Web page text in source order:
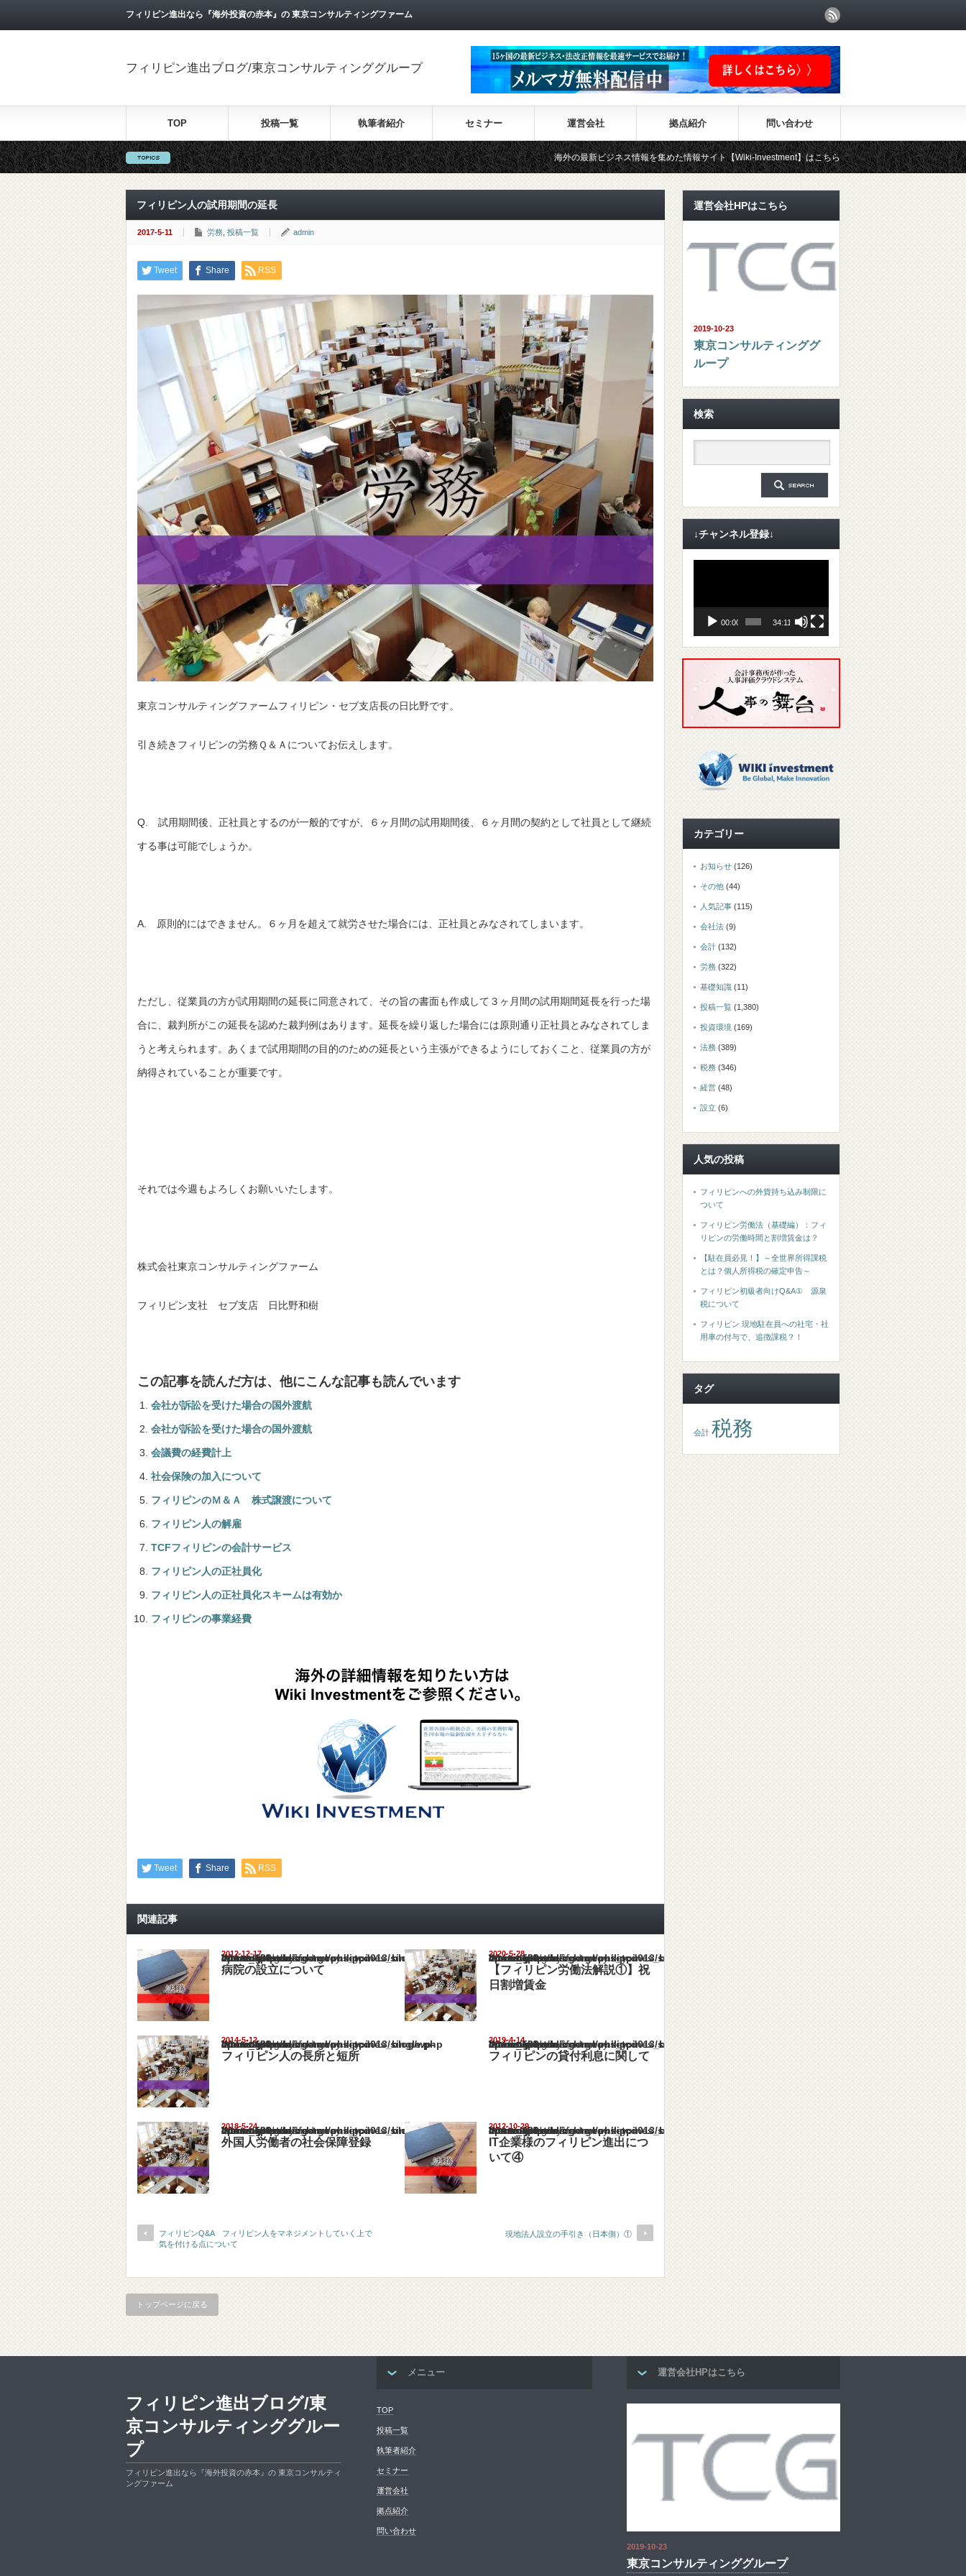
フィリピン進出なら『海外投資の赤本』の 東京コンサルティングファーム
フィリピン進出ブログ/東京コンサルティンググループ
TOP 投稿一覧 執筆者紹介 セミナー 運営会社 拠点紹介 問い合わせ
海外の最新ビジネス情報を集めた情報サイト【Wiki-Investment】はこちらから！！
フィリピン人の試用期間の延長
2017-5-11 労務 投稿一覧 admin
Tweet Share RSS
東京コンサルティングファームフィリピン・セブ支店長の日比野です。
引き続きフィリピンの労務Ｑ＆Ａについてお伝えします。
Q. 試用期間後、正社員とするのが一般的ですが、６ヶ月間の試用期間後、６ヶ月間の契約として社員として継続
する事は可能でしょうか。
A. 原則的にはできません。６ヶ月を超えて就労させた場合には、正社員とみなされてしまいます。
ただし、従業員の方が試用期間の延長に同意されて、その旨の書面も作成して３ヶ月間の試用期間延長を行った場
合に、裁判所がこの延長を認めた裁判例はあります。延長を繰り返した場合には原則通り正社員とみなされてしま
うと考えられます。あくまで試用期間の目的のための延長という主張ができるようにしておくこと、従業員の方が
納得されていることが重要です。
それでは今週もよろしくお願いいたします。
株式会社東京コンサルティングファーム
フィリピン支社 セブ支店 日比野和樹
この記事を読んだ方は、他にこんな記事も読んでいます
会社が訴訟を受けた場合の国外渡航
会社が訴訟を受けた場合の国外渡航
会議費の経費計上
社会保険の加入について
フィリピンのＭ＆Ａ 株式譲渡について
フィリピン人の解雇
TCFフィリピンの会計サービス
フィリピン人の正社員化
フィリピン人の正社員化スキームは有効か
フィリピンの事業経費
Tweet Share RSS
関連記事
2012-12-17
Warning
: Undefined array key "show_category" in
/home/netst/kuno-cpa.co.jp/public_html/philippines_blog/wp-content/themes/gorgeous_tcd013/single.php
on line183
病院の設立について
2020-5-28
Warning
: Undefined array key "show_category" in
/home/netst/kuno-cpa.co.jp/public_html/philippines_blog/wp-content/themes/gorgeous_tcd013/single.php
on line183
【フィリピン労働法解説①】祝
日割増賃金
2014-5-12
Warning
: Undefined array key "show_category" in
/home/netst/kuno-cpa.co.jp/public_html/philippines_blog/wp-content/themes/gorgeous_tcd013/single.php
on line183
フィリピン人の長所と短所
2019-4-14
Warning
: Undefined array key "show_category" in
/home/netst/kuno-cpa.co.jp/public_html/philippines_blog/wp-content/themes/gorgeous_tcd013/single.php
on line183
フィリピンの貸付利息に関して
2018-5-24
Warning
: Undefined array key "show_category" in
/home/netst/kuno-cpa.co.jp/public_html/philippines_blog/wp-content/themes/gorgeous_tcd013/single.php
on line183
外国人労働者の社会保障登録
2012-10-29
Warning
: Undefined array key "show_category" in
/home/netst/kuno-cpa.co.jp/public_html/philippines_blog/wp-content/themes/gorgeous_tcd013/single.php
on line183
IT企業様のフィリピン進出につ
いて④
フィリピンQ&A フィリピン人をマネジメントしていく上で
気を付ける点について
現地法人設立の手引き（日本側）①
トップページに戻る
運営会社HPはこちら
2019-10-23
東京コンサルティンググ
ループ
検索
↓チャンネル登録↓
ー
00:00 34:11
カテゴリー
お知らせ (126)
その他 (44)
人気記事 (115)
会社法 (9)
会計 (132)
労務 (322)
基礎知識 (11)
投稿一覧 (1,380)
投資環境 (169)
法務 (389)
税務 (346)
経営 (48)
設立 (6)
人気の投稿
フィリピンへの外貨持ち込み制限に
ついて
フィリピン労働法（基礎編）：フィ
リピンの労働時間と割増賃金は？
【駐在員必見！】～全世界所得課税
とは？個人所得税の確定申告～
フィリピン初級者向けQ&A① 源泉
税について
フィリピン 現地駐在員への社宅・社
用車の付与で、追徴課税？！
タグ
会計 税務
メニュー
TOP
投稿一覧
執筆者紹介
セミナー
運営会社
拠点紹介
問い合わせ
運営会社HPはこちら
2019-10-23
東京コンサルティンググループ
フィリピン進出ブログ/東
京コンサルティンググルー
プ
フィリピン進出なら『海外投資の赤本』の 東京コンサルティ
ングファーム